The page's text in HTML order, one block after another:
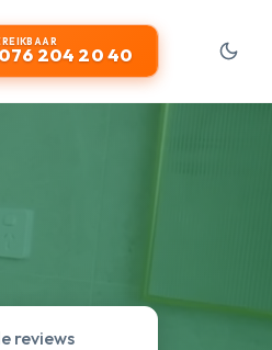
204 20 40
reviews